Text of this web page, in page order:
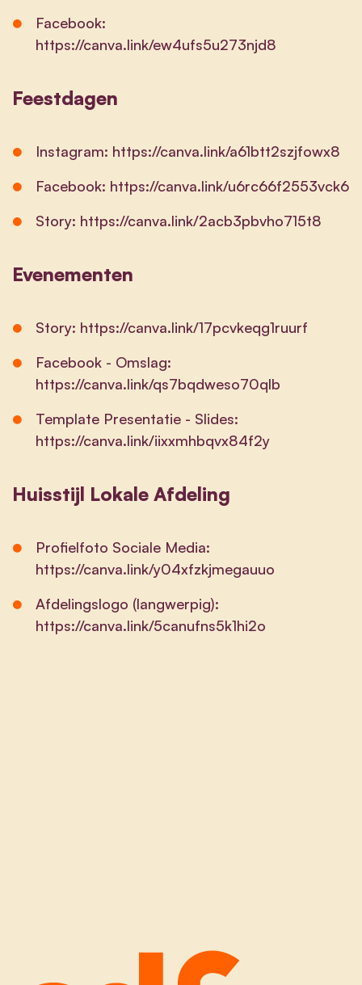
Facebook:
https://canva.link/ew4ufs5u273njd8
Feestdagen
Instagram: https://canva.link/a61btt2szjfowx8
Facebook: https://canva.link/u6rc66f2553vck6
Story: https://canva.link/2acb3pbvho715t8
Evenementen
Story: https://canva.link/17pcvkeqg1ruurf
Facebook - Omslag:
https://canva.link/qs7bqdweso70qlb
Template Presentatie - Slides:
https://canva.link/iixxmhbqvx84f2y
Huisstijl Lokale Afdeling
Profielfoto Sociale Media:
https://canva.link/y04xfzkjmegauuo
Afdelingslogo (langwerpig):
https://canva.link/5canufns5k1hi2o